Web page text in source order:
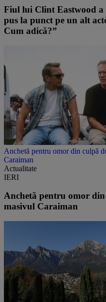
Fiul lui Clint Eastwood a
pus la punct pe un alt
Cum adică?”
Anchetă pentru omor din culpă
Caraiman
Actualitate
IERI
Anchetă pentru omor
masivul Caraiman